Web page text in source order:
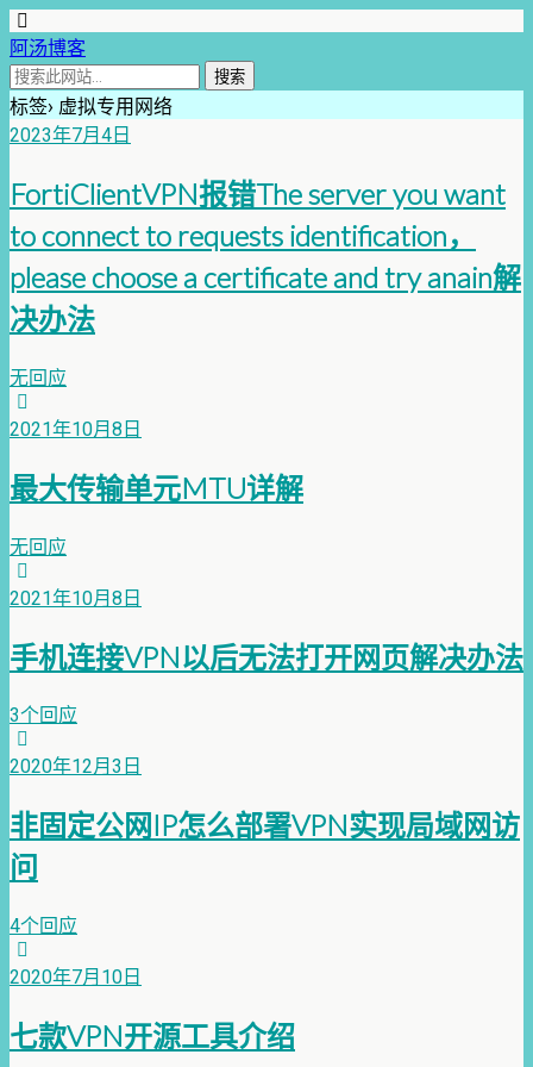
阿汤博客
标签› 虚拟专用网络
2023年7月4日
FortiClientVPN报错The server you want
to connect to requests identification，
please choose a certificate and try anain解
决办法
无回应
2021年10月8日
最大传输单元MTU详解
无回应
2021年10月8日
手机连接VPN以后无法打开网页解决办法
3个回应
2020年12月3日
非固定公网IP怎么部署VPN实现局域网访
问
4个回应
2020年7月10日
七款VPN开源工具介绍